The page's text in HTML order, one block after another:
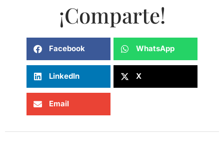
¡Comparte!
Facebook WhatsApp
LinkedIn X
Email